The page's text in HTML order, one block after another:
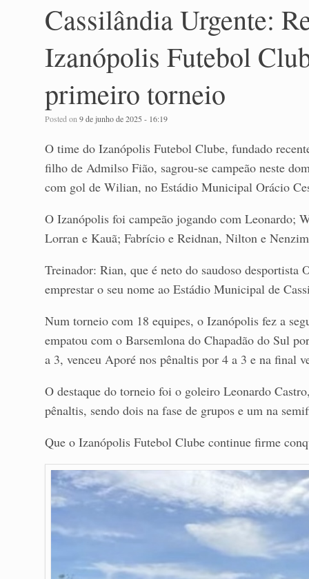
Cassilândia Urgente:
Izanópolis Futebol
primeiro torneio
Posted on9 de junho de 2025 - 16:19
O time do Izanópolis Futebol Clube, fundado
filho de Admilso Fião, sagrou-se campeão neste
com gol de Wilian, no Estádio Municipal Orácio
O Izanópolis foi campeão jogando com Leonardo;
Lorran e Kauã; Fabrício e Reidnan, Nilton e
Treinador: Rian, que é neto do saudoso desportista
emprestar o seu nome ao Estádio Municipal de
Num torneio com 18 equipes, o Izanópolis fez a
empatou com o Barsemlona do Chapadão do Sul
a 3, venceu Aporé nos pênaltis por 4 a 3 e na final
O destaque do torneio foi o goleiro Leonardo
pênaltis, sendo dois na fase de grupos e um na
Que o Izanópolis Futebol Clube continue firme